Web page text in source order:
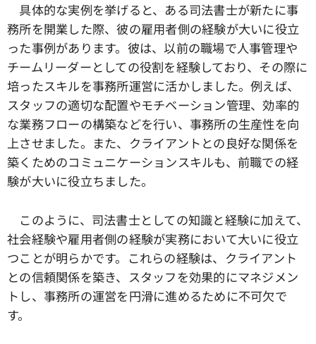
具体的な実例を挙げると、ある司法書士が新たに事
務所を開業した際、彼の雇用者側の経験が大いに役立
った事例があります。彼は、以前の職場で人事管理や
チームリーダーとしての役割を経験しており、その際に
培ったスキルを事務所運営に活かしました。例えば、
スタッフの適切な配置やモチベーション管理、効率的
な業務フローの構築などを行い、事務所の生産性を向
上させました。また、クライアントとの良好な関係を
築くためのコミュニケーションスキルも、前職での経
験が大いに役立ちました。
このように、司法書士としての知識と経験に加えて、
社会経験や雇用者側の経験が実務において大いに役立
つことが明らかです。これらの経験は、クライアント
との信頼関係を築き、スタッフを効果的にマネジメン
トし、事務所の運営を円滑に進めるために不可欠で
す。